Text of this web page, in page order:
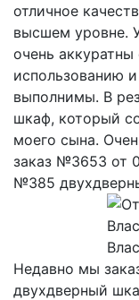
отличное
высшем уровне.
очень
использованию
выполнимы. В
шкаф, который
моего сына.
заказ №3653 от
№385
Недавно мы
двухдверный